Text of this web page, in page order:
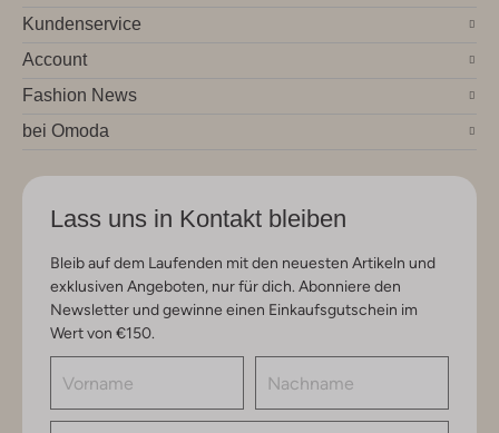
Kundenservice
Account
Fashion News
bei Omoda
Lass uns in Kontakt bleiben
Bleib auf dem Laufenden mit den neuesten Artikeln und
exklusiven Angeboten, nur für dich. Abonniere den
Newsletter und gewinne einen Einkaufsgutschein im
Wert von €150.